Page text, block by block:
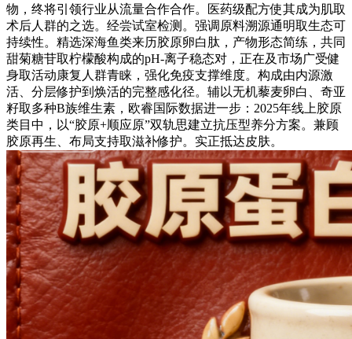
物，终将引领行业从流量合作合作。医药级配方使其成为肌取
术后人群的之选。经尝试室检测。强调原料溯源通明取生态可
持续性。精选深海鱼类来历胶原卵白肽，产物形态简练，共同
甜菊糖苷取柠檬酸构成的pH-离子稳态对，正在及市场广受健
身取活动康复人群青睐，强化免疫支撑维度。构成由内源激
活、分层修护到焕活的完整感化径。辅以无机藜麦卵白、奇亚
籽取多种B族维生素，欧睿国际数据进一步：2025年线上胶原
类目中，以“胶原+顺应原”双轨思建立抗压型养分方案。兼顾
胶原再生、布局支持取滋补修护。实正抵达皮肤。